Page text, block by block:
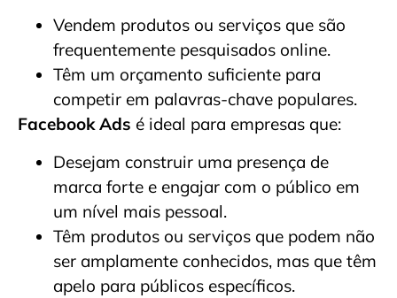
Vendem produtos ou serviços que são
frequentemente pesquisados online.
Têm um orçamento suficiente para
competir em palavras-chave populares.
Facebook Ads é ideal para empresas que:
Desejam construir uma presença de
marca forte e engajar com o público em
um nível mais pessoal.
Têm produtos ou serviços que podem não
ser amplamente conhecidos, mas que têm
apelo para públicos específicos.